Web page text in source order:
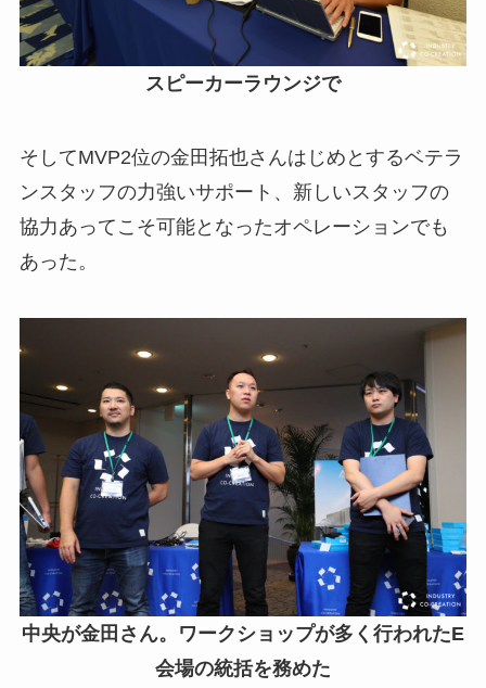
スピーカーラウンジで
そしてMVP2位の金田拓也さんはじめとするベテラ
ンスタッフの力強いサポート、新しいスタッフの
協力あってこそ可能となったオペレーションでも
あった。
中央が金田さん。ワークショップが多く行われたE
会場の統括を務めた